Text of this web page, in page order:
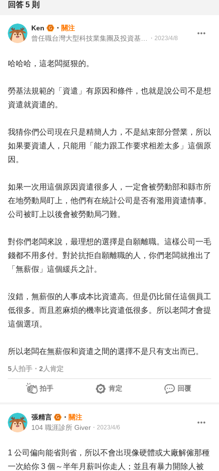
回答 5 則
Ken ・ 關注
・ 2023/4/8
哈哈哈，這老闆挺狠的。
勞基法規範的「資遣」有原因和條件，也就是說公司不是想
資遣就資遣的。
我猜你們公司現在只是精簡人力，不是結束部分營業，所以
如果要資遣人，只能用「能力跟工作要求相差太多」這個原
因。
如果一次用這個原因資遣很多人，一定會被勞動部和縣市所
在地勞動局盯上，他們有在統計公司是否有濫用資遣情事。
公司被盯上以後會被勞動局刁難。
對你們老闆來說，最理想的選擇是自願離職。這樣公司一毛
錢都不用多付。對於抗拒自願離職的人，你們老闆就推出了
「無薪假」這個緩兵之計。
沒錯，無薪假的人事成本比資遣高。但是仍比留任這個員工
低很多。而且惹麻煩的機率比資遣低很多。所以老闆才會提
這個選項。
所以老闆在無薪假和資遣之間的選擇不是只有支出而已。
5人拍手 ・ 2 人肯定
拍手 肯定 回覆
張精言 ・ 關注
104 職涯診所 Giver ・ 2023/4/6
1 公司偏向能省則省，所以不會出現像硬體或大廠解僱那種
一次給你 3 個～半年月薪叫你走人；並且有暴力開除人被